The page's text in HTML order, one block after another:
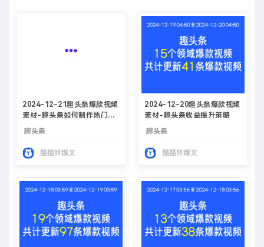
2024-12-21趣头条爆款视频
素材-趣头条如何制作热门视
频文案
趣头条
酷酷熊爆文
2024-12-20趣头条爆款视频
素材-趣头条收益提升策略
趣头条
酷酷熊爆文